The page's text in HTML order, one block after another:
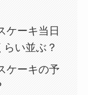
ケーキ当日
い並ぶ？
ケーキの予